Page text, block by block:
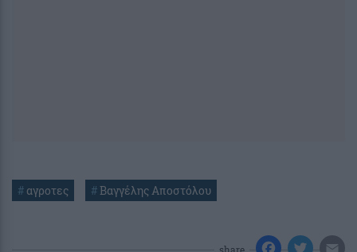
# αγροτες #Βαγγέλης Αποστόλου